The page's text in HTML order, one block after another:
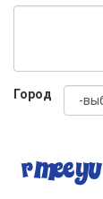
Город